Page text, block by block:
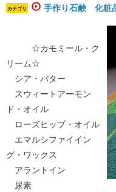
カテゴリ 手作り石鹸 化粧
☆カモミール・ク
リーム☆
シア・バター
スウィートアーモン
ド・オイル
ローズヒップ・オイル
エマルシファイイン
グ・ワックス
アラントイン
尿素